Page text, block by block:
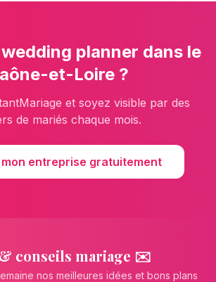
wedding planner dans le
et-Loire ?
et soyez visible par des
de mariés chaque mois.
entreprise gratuitement
conseils mariage ✉️
nos meilleures idées et bons plans